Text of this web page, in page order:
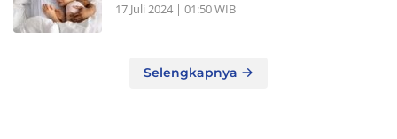
17 Juli 2024 | 01:50 WIB
Selengkapnya